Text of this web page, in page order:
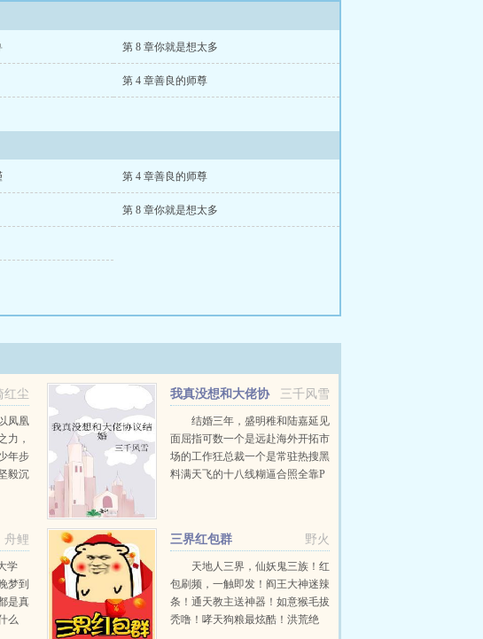
第 8 章你就是想太多
第 4 章善良的师尊
第 4 章善良的师尊
第 8 章你就是想太多
红尘
凤凰
力，
年步
毅沉
三千风雪
我真没想和大佬协
议结婚结婚三年，盛明稚和陆嘉延见
面屈指可数一个是远赴海外开拓市
场的工作狂总裁一个是常驻热搜黑
料满天飞的十八线糊逼合照全靠P
舟鲤
学
梦到
是真
么
野火
三界红包群
天地人三界，仙妖鬼三族！红
包刷频，一触即发！阎王大神迷辣
条！通天教主送神器！如意猴毛拔
秃噜！哮天狗粮最炫酷！洪荒绝